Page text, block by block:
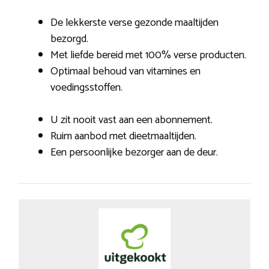
De lekkerste verse gezonde maaltijden
bezorgd.
Met liefde bereid met 100% verse producten.
Optimaal behoud van vitamines en
voedingsstoffen.
U zit nooit vast aan een abonnement.
Ruim aanbod met dieetmaaltijden.
Een persoonlijke bezorger aan de deur.